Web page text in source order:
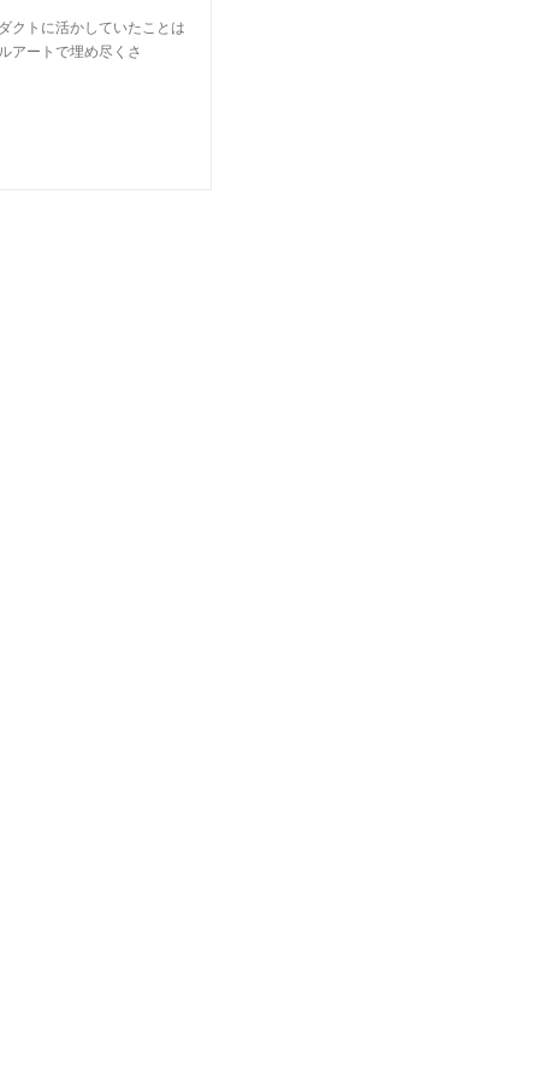
クトに活かしていたことは
アートで埋め尽くさ